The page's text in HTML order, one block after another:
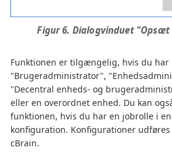
Figur 6. Dialogvinduet
Funktionen er tilgængelig, hvis du
"Brugeradministrator",
"Decentral enheds- og
eller en overordnet enhed. Du kan
funktionen, hvis du har en jobrolle i
konfiguration. Konfigurationer
cBrain.